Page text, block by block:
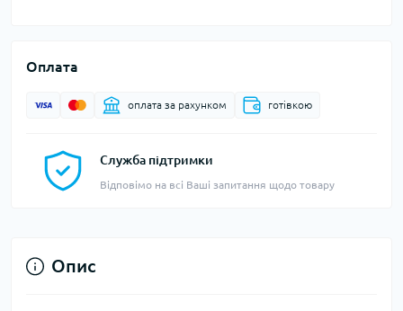
Оплата
оплата за рахунком готівкою
Служба підтримки
Відповімо на всі Ваші запитання щодо товару
Опис